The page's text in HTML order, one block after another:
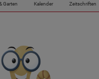
Garten Kalender Zeitschriften